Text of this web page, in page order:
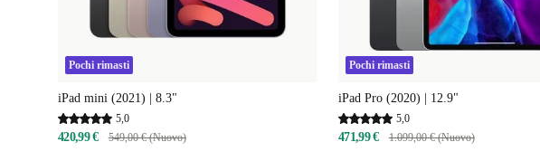
Pochi rimasti
iPad mini (2021) | 8.3"
5,0
420,99 € 549,00 € (Nuovo)
Pochi rimasti
iPad Pro (2020) | 12.9"
5,0
471,99 € 1.099,00 € (Nuovo)